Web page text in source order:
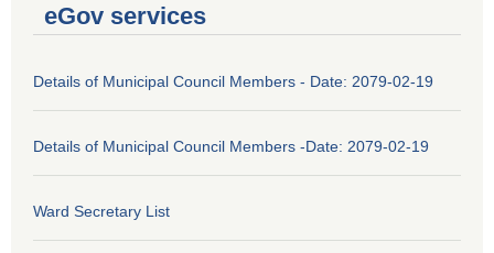
eGov services
Details of Municipal Council Members - Date: 2079-02-19
Details of Municipal Council Members -Date: 2079-02-19
Ward Secretary List